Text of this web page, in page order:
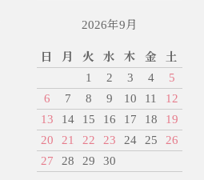
2026年9月
日 月 火 水 木 金
土
1
2 3 4
5
6
7 8 9 10 11
12
13
14 15 16 17 18
19
20
21 22 23 24 25
26
27
28 29 30